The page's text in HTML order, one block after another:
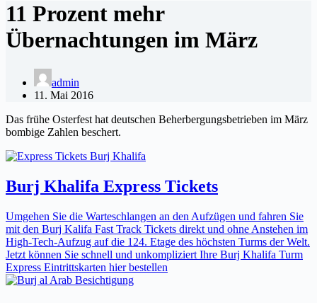
11 Prozent mehr
Übernachtungen im März
admin
11. Mai 2016
Das frühe Osterfest hat deutschen Beherbergungsbetrieben im März
bombige Zahlen beschert.
Burj Khalifa Express Tickets
Umgehen Sie die Warteschlangen an den Aufzügen und fahren Sie
mit den Burj Kalifa Fast Track Tickets direkt und ohne Anstehen im
High-Tech-Aufzug auf die 124. Etage des höchsten Turms der Welt.
Jetzt können Sie schnell und unkompliziert Ihre Burj Khalifa Turm
Express Eintrittskarten hier bestellen